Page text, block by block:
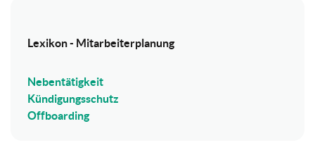
Lexikon - Mitarbeiterplanung
Nebentätigkeit
Kündigungsschutz
Offboarding